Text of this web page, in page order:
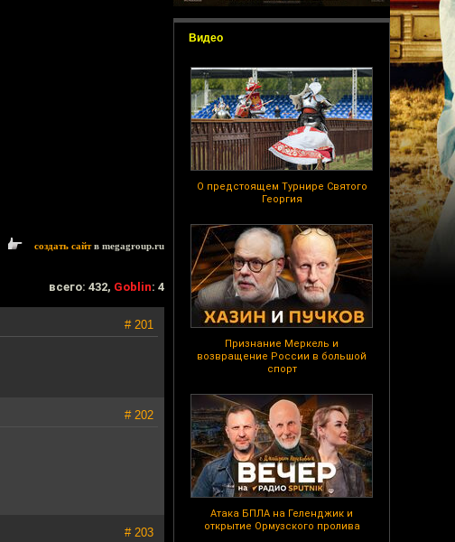
Видео
О предстоящем Турнире Святого
Георгия
Признание Меркель и
возвращение России в большой
спорт
Атака БПЛА на Геленджик и
открытие Ормузского пролива
создать сайтв megagroup.ru
всего: 432, Goblin: 4
# 201
# 202
# 203